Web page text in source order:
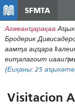
SFMTA
Агәҽанҵарақәа
Бродерик
аамҭа ацҵара
еиҭалагоит
(Еиҳаны: 25
Visitacion